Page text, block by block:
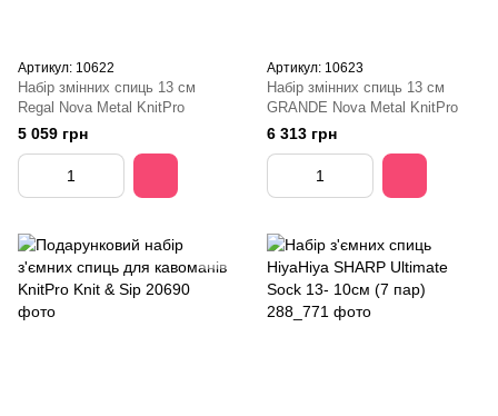
Артикул: 10622
Набір змінних спиць 13 см
Regal Nova Metal KnitPro
5 059 грн
Артикул: 10623
Набір змінних спиць 13 см
GRANDE Nova Metal KnitPro
6 313 грн